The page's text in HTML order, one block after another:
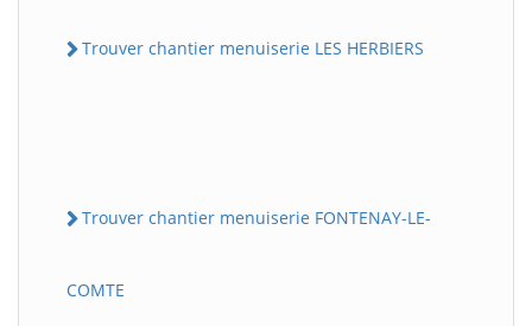
Trouver chantier menuiserie LES HERBIERS
Trouver chantier menuiserie FONTENAY-LE-
COMTE